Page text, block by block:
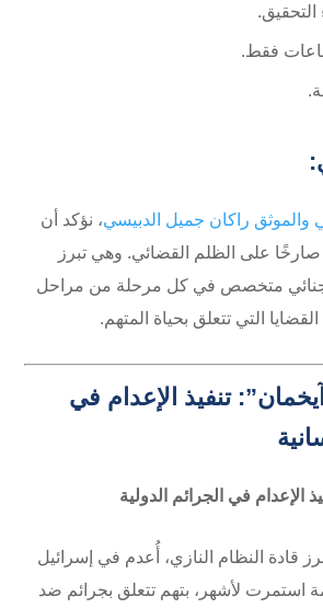
فقط.
والموثق راكان جميل الدبيسي، نؤكد أن
صارخًا على الظلم القضائي. وهي تبرز
جنائي متخصص في كل مرحلة من مراحل
التي تتعلق بحياة المتهم.
تنفيذ الإعدام في
الإعدام في الجرائم الدولية
قادة النظام النازي، أُعدم في إسرائيل
محاكمة استمرت لأشهر، بتهم تتعلق بجرائم ضد